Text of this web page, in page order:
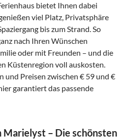
bietet Ihnen dabei
viel Platz, Privatsphäre
bis zum Strand. So
nach Ihren Wünschen
oder mit Freunden – und die
Küstenregion voll auskosten.
Preisen zwischen € 59 und €
garantiert das passende
Marielyst – Die schönsten